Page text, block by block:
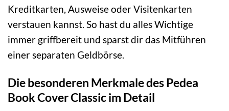
Kreditkarten, Ausweise oder Visitenkarten
verstauen kannst. So hast du alles Wichtige
immer griffbereit und sparst dir das Mitführen
einer separaten Geldbörse.
Die besonderen Merkmale des Pedea
Book Cover Classic im Detail